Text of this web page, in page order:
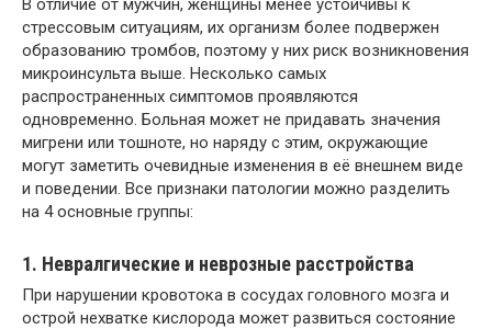
В отличие от мужчин, женщины менее устойчивы к
стрессовым ситуациям, их организм более подвержен
образованию тромбов, поэтому у них риск возникновения
микроинсульта выше. Несколько самых
распространенных симптомов проявляются
одновременно. Больная может не придавать значения
мигрени или тошноте, но наряду с этим, окружающие
могут заметить очевидные изменения в её внешнем виде
и поведении. Все признаки патологии можно разделить
на 4 основные группы:
1. Невралгические и неврозные расстройства
При нарушении кровотока в сосудах головного мозга и
острой нехватке кислорода может развиться состояние